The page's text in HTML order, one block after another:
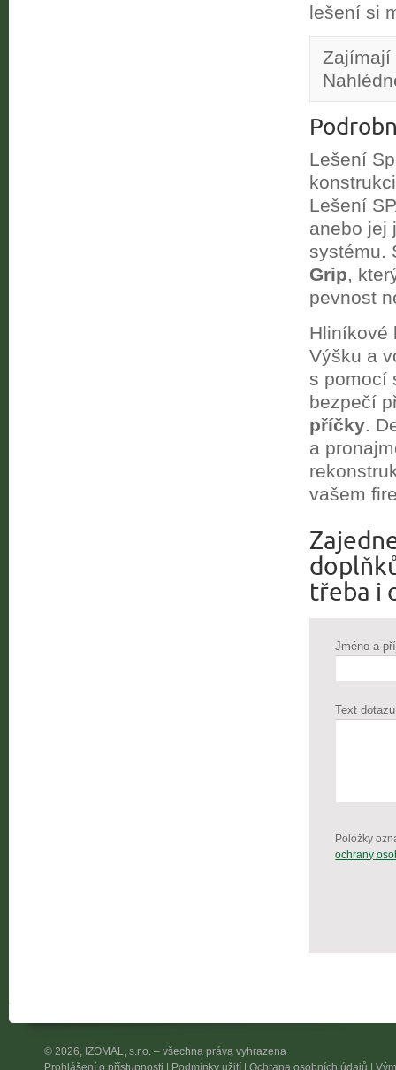
lešení si
Zajímají
Lešení
Lešení
anebo jej
systému.
Grip,
pevnost
Hliníkové
Výšku a
s pomocí
bezpečí
příčky.
a
vašem
třeba i
Jméno a
Text
Položky
ochrany
© 2026, IZOMAL, s.r.o. – všechna práva vyhrazena